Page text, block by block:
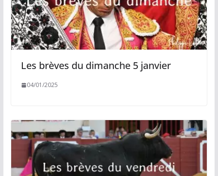
Les brèves du dimanche 5 janvier
04/01/2025